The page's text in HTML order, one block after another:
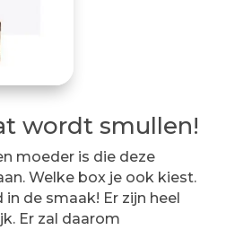
wordt smullen!
moeder is die deze
Welke box je ook kiest.
de smaak! Er zijn heel
Er zal daarom